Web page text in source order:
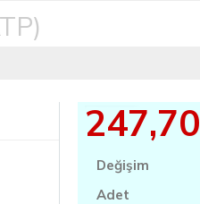
247,70
Değişim
Adet